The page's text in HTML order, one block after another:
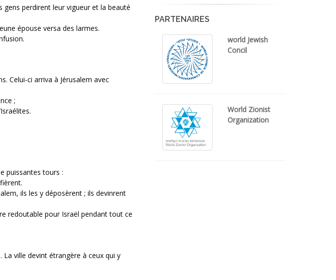
perdirent leur vigueur et la beauté
épouse versa des larmes.
Celui-ci arriva à Jérusalem avec
;
puissantes tours :
ils les y déposèrent ; ils devinrent
redoutable pour Israël pendant tout ce
La ville devint étrangère à ceux qui y
PARTENAIRES
world Jewish
Concil
World Zionist
Organization